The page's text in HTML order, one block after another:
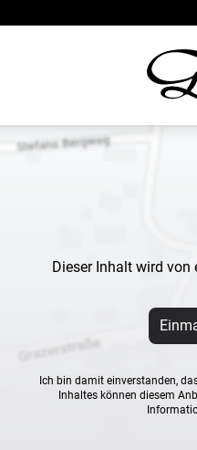
Dieser Inhalt wird
Ich bin damit einverstanden,
Inhaltes können diesem